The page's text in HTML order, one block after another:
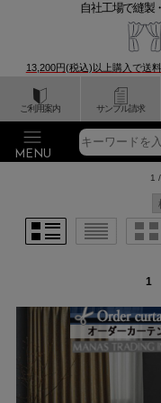
ご利用案内 サンプル請求
自社工場で縫製
13,200円(税込)以上購入で送
1
1